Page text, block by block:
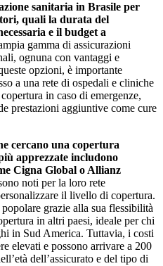
sanitaria in Brasile per
quali la durata del
e il budget a
gamma di assicurazioni
ognuna con vantaggi e
opzioni, è importante
a una rete di ospedali e cliniche
in caso di emergenze,
prestazioni aggiuntive come cure
cercano una copertura
apprezzate includono
Cigna Global o Allianz
noti per la loro rete
il livello di copertura.
grazie alla sua flessibilità
in altri paesi, ideale per chi
in Sud America. Tuttavia, i costi
elevati e possono arrivare a 200
dell’assicurato e del tipo di